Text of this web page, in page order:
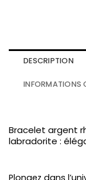
DESCRIPTION
INFORMATIONS
Bracelet argent
labradorite :
Plongez dans